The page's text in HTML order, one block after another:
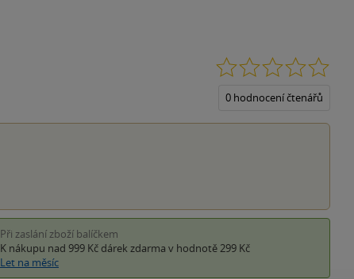
0 hodnocení čtenářů
Při zaslání zboží balíčkem
K nákupu nad 999 Kč dárek zdarma v hodnotě 299 Kč
Let na měsíc